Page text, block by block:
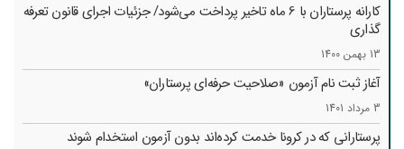
کارانه‌ پرستاران با 6 ماه تاخیر پرداخت می‌شود/ جزئیات اجرای قانون تعرفه
گذاری
13 بهمن 1400
آغاز ثبت نام آزمون «صلاحیت حرفه‌ای پرستاران»
3 مرداد 1401
پرستارانی که در کرونا خدمت کرد‌ه‌اند بدون آزمون استخدام شوند